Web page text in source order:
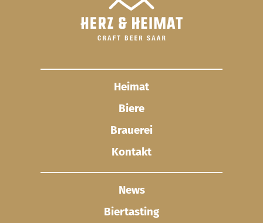
Heimat
Biere
Brauerei
Kontakt
News
Biertasting